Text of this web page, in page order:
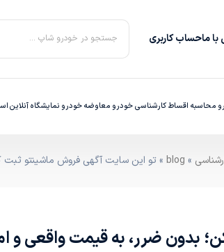
ماحساب کاربری جستجو در خودرو شاپ ...
محاسبه اقساطکارشناسی خودرو معاوضه خودرو نمایشگاه آنلاین
»
blog » تو این سایت آگهی فروش ماشینتو
بدون ضرر، به قیمت واقعی و